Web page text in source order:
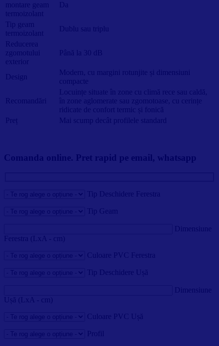
montare geam
termoizolant
Da
Tip geam
termoizolant
Dublu sau triplu
Reducerea
zgomotului
exterior
Până la 30 dB
Design
Modern, cu margini rotunjite și dimensiuni
compacte
Recomandări
Locuințe situate în zone cu climă rece sau caldă,
în zone aglomerate sau zgomotoase, cu cerințe
ridicate de confort termic și fonică
Preț
Mai scump decât profilele standard
Comanda online. Pret rapid pe email, whatsapp
Tip Deschidere Ferestra
Tip Geam
Dimensiune
Ferestra (LxA - cm)
Culoare PVC Ferestra
Tip Deschidere Ușă
Dimensiune
Ușă (LxA - cm)
Culoare PVC Ușă
Profil